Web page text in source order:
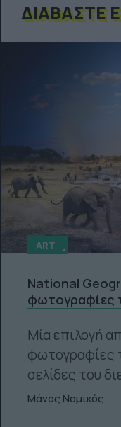
ΔΙΑΒΆΣΤΕ
ART
National
φωτογραφίες
Μία επιλογή
φωτογραφίες
σελίδες του
Μάνος Νομικός